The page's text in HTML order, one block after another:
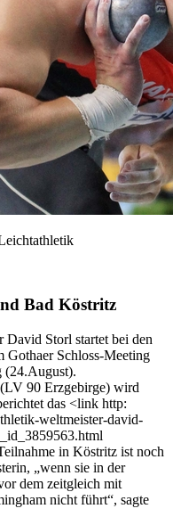
Bad Köstritz
David Storl startet bei den
Gothaer Schloss-Meeting
(24.August).
90 Erzgebirge) wird
das <link http:
weltmeister-david-
in Köstritz ist noch
„wenn sie in der
dem zeitgleich mit
nicht führt“, sagte